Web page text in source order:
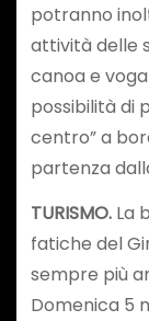
potranno
attività delle
canoa e
possibilità di
centro” a
partenza
TURISMO. La
fatiche del
sempre più
Domenica 5